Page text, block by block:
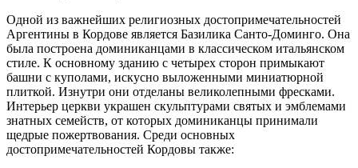
Одной из важнейших религиозных достопримечательностей
Аргентины в Кордове является Базилика Санто-Доминго. Она
была построена доминиканцами в классическом итальянском
стиле. К основному зданию с четырех сторон примыкают
башни с куполами, искусно выложенными миниатюрной
плиткой. Изнутри они отделаны великолепными фресками.
Интерьер церкви украшен скульптурами святых и эмблемами
знатных семейств, от которых доминиканцы принимали
щедрые пожертвования. Среди основных
достопримечательностей Кордовы также: